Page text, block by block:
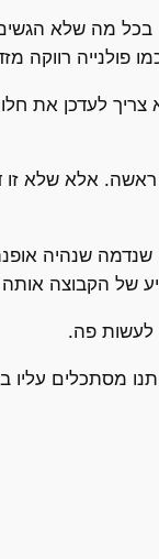
מה שלא
צריך לעדכן את
אלא שלא זו
כמו שנדמה שנהיה
של הקבוצה
מסתכלים עליו